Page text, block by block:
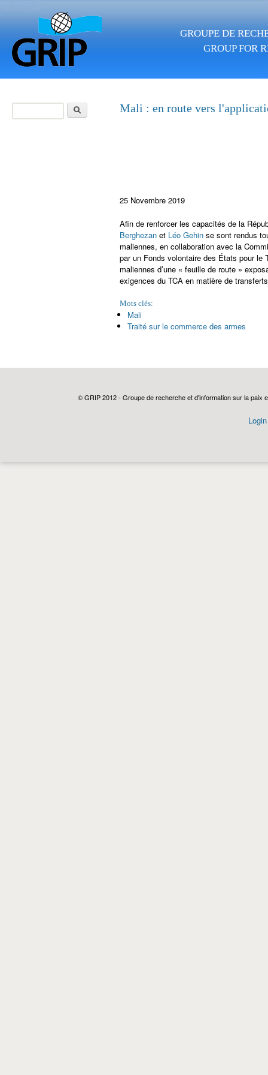
GROUPE DE
GROUP FOR
Mali : en route vers
25 Novembre 2019
Afin de renforcer les capacités de la
Berghezan et Léo Gehin se sont rendus
maliennes, en collaboration avec la
par un Fonds volontaire des États pour le
maliennes d’une « feuille de route »
exigences du TCA en matière de
Mots clés:
Mali
Traité sur le commerce des armes
Formulaire de
© GRIP 2012 - Groupe de recherche et d'information sur la paix
Login